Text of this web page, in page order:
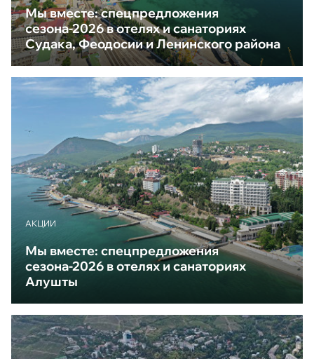
Мы вместе: спецпредложения
сезона-2026 в отелях и санаториях
Судака, Феодосии и Ленинского района
АКЦИИ
Мы вместе: спецпредложения
сезона-2026 в отелях и санаториях
Алушты